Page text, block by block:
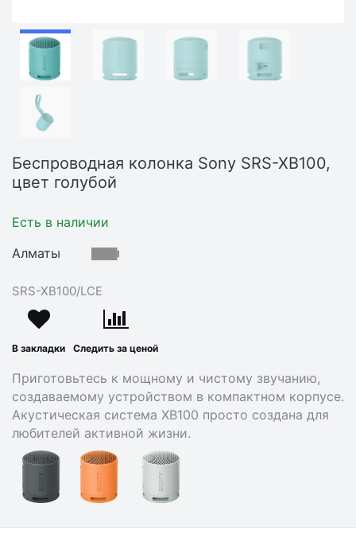
Беспроводная колонка Sony SRS-XB100,
цвет голубой
Есть в наличии
Алматы
SRS-XB100/LCE
В закладки Следить за ценой
Приготовьтесь к мощному и чистому звучанию,
создаваемому устройством в компактном корпусе.
Акустическая система XB100 просто создана для
любителей активной жизни.